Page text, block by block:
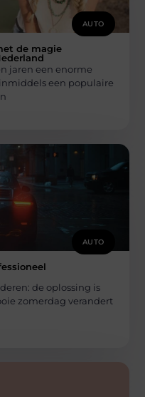
AUTO
de magie
jaren een enorme
een populaire
AUTO
de oplossing is
zomerdag verandert